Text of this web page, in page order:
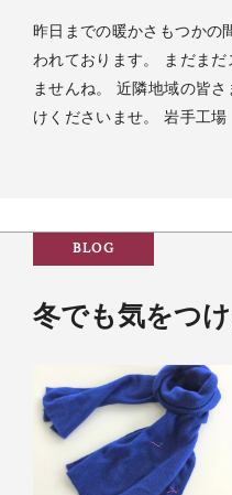
昨日までの暖かさもつかの
われております。 まだま
ませんね。 近隣地域の皆
けくださいませ。 岩手工
BLOG
冬でも気をつ